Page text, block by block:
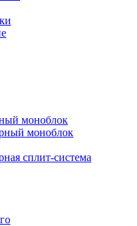
моноблок
моноблок
сплит-система